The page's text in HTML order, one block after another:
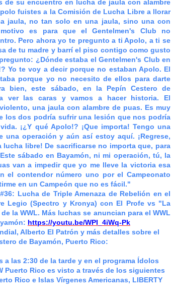
de su encuentro en lucha de jaula con alambre
fuistes a la Comisión de Lucha Libre a llorar
jaula, no tan solo en una jaula, sino una con
es para que el Gentelmen's Club no
Pero ahora yo te pregunto a ti Apolo, a ti se
de tu madre y barrí el piso contigo como gusto
¿Dónde estaba el Gentelmen's Club en
Yo te voy a decir porque no estaban Apolo. El
porque yo no necesito de ellos para darte
bien, este sábado, en la Pepín Cestero de
ver las caras y vamos a hacer historia. El
una jaula con alambre de puas. Es muy
los dos podría sufrir una lesión que nos podría
¡¿Y qué Apolo!? ¡Que importa! Tengo una
una operación y aún así estoy aquí. ¡Regrese,
lucha libre! De sacrificarse no importa que, para
sábado en Bayamón, ni mi operación, tú, la
van a impedir que yo me lleve la victoria esa
el contendor número uno por el Campeonato
en un Campeón que no es fácil."
Lucha de Triple Amenaza de Rebelión en el
Legio (Spectro y Kronya) con El Profe vs "La
la WWL. Más luchas se anuncian para el WWL
https://youtu.be/WPI_4iWq-Pk
Alberto El Patrón y más detalles sobre el
de Bayamón, Puerto Rico:
las 2:30 de la tarde y en el programa Ídolos
Puerto Rico es visto a través de los siguientes
Rico e Islas Vírgenes Americanas, LIBERTY